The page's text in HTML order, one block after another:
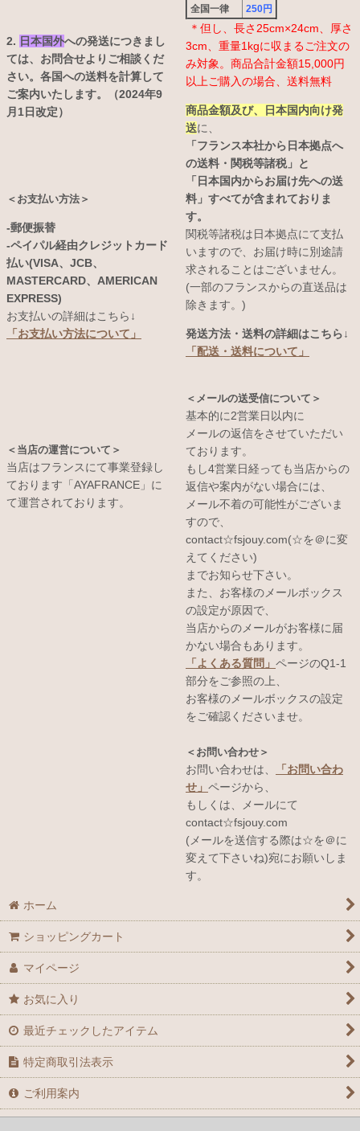
2. 日本国外への発送につきまし
ては、お問合せよりご相談くだ
さい。各国への送料を計算して
ご案内いたします。（2024年9
月1日改定）
＜お支払い方法＞
-郵便振替
-ペイパル経由クレジットカード
払い(VISA、JCB、
MASTERCARD、AMERICAN
EXPRESS)
お支払いの詳細はこちら↓
「お支払い方法について」
＜当店の運営について＞
当店はフランスにて事業登録し
ております「AYAFRANCE」に
て運営されております。
全国一律 250円
＊但し、長さ25cm×24cm、厚さ
3cm、重量1kgに収まるご注文の
み対象。商品合計金額15,000円
以上ご購入の場合、送料無料
商品金額及び、日本国内向け発
送に、
「フランス本社から日本拠点へ
の送料・関税等諸税」と
「日本国内からお届け先への送
料」すべてが含まれておりま
す。
関税等諸税は日本拠点にて支払
いますので、お届け時に別途請
求されることはございません。
(一部のフランスからの直送品は
除きます。)
発送方法・送料の詳細はこちら↓
「配送・送料について」
＜メールの送受信について＞
基本的に2営業日以内に
メールの返信をさせていただい
ております。
もし4営業日経っても当店からの
返信や案内がない場合には、
メール不着の可能性がございま
すので、
contact☆fsjouy.com(☆を＠に変
えてください)
までお知らせ下さい。
また、お客様のメールボックス
の設定が原因で、
当店からのメールがお客様に届
かない場合もあります。
「よくある質問」 ページのQ1-1
部分をご参照の上、
お客様のメールボックスの設定
をご確認くださいませ。
＜お問い合わせ＞
お問い合わせは、
「お問い合わ
せ」 ページから、
もしくは、メールにて
contact☆fsjouy.com
(メールを送信する際は☆を＠に
変えて下さいね)宛にお願いしま
す。
ホーム
ショッピングカート
マイページ
お気に入り
最近チェックしたアイテム
特定商取引法表示
ご利用案内